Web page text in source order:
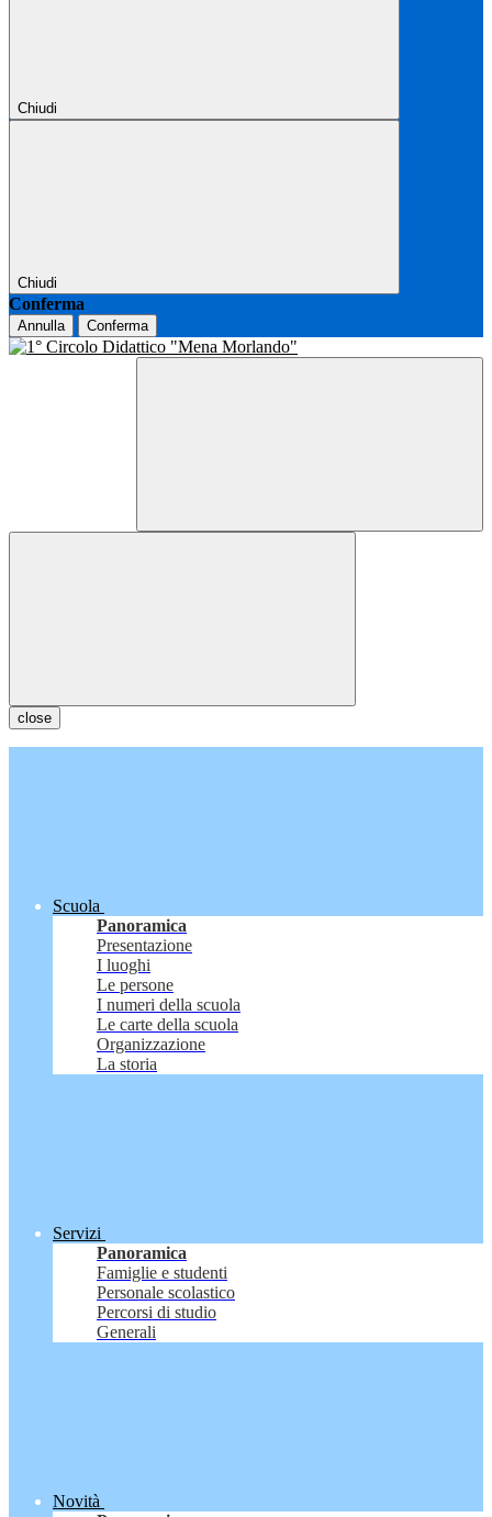
Chiudi
Chiudi
Conferma
Annulla Conferma
close
Scuola
Panoramica
Presentazione
I luoghi
Le persone
I numeri della scuola
Le carte della scuola
Organizzazione
La storia
Servizi
Panoramica
Famiglie e studenti
Personale scolastico
Percorsi di studio
Generali
Novità